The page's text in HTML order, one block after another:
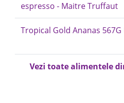
espresso - Maitre Truffaut
Tropical Gold Ananas 567G
Vezi toate alimentele